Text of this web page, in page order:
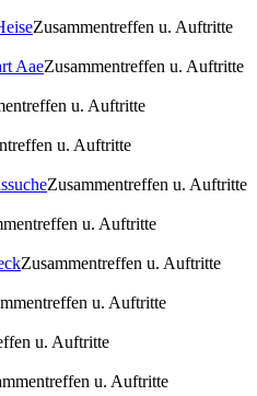
Zusammentreffen u. Auftritte
AaeZusammentreffen u. Auftritte
u. Auftritte
u. Auftritte
Zusammentreffen u. Auftritte
u. Auftritte
Zusammentreffen u. Auftritte
u. Auftritte
u. Auftritte
u. Auftritte